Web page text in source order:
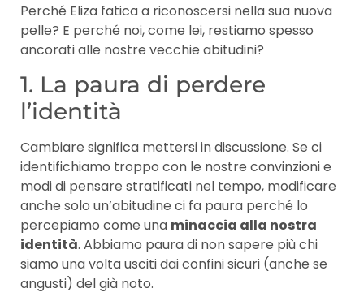
Perché Eliza fatica a riconoscersi nella sua nuova
pelle? E perché noi, come lei, restiamo spesso
ancorati alle nostre vecchie abitudini?
1. La paura di perdere
l’identità
Cambiare significa mettersi in discussione. Se ci
identifichiamo troppo con le nostre convinzioni e
modi di pensare stratificati nel tempo, modificare
anche solo un’abitudine ci fa paura perché lo
percepiamo come una minaccia alla nostra
identità. Abbiamo paura di non sapere più chi
siamo una volta usciti dai confini sicuri (anche se
angusti) del già noto.